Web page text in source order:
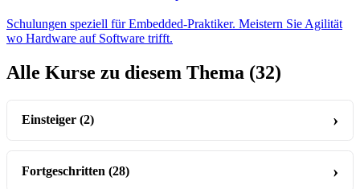
Schulungen speziell für Embedded-Praktiker. Meistern Sie Agilität
wo Hardware auf Software trifft.
Alle Kurse zu diesem Thema (32)
Einsteiger(2)
Fortgeschritten(28)